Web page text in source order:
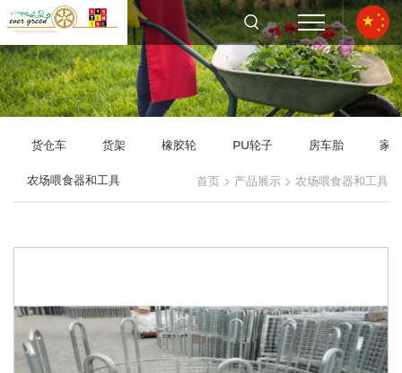
货仓车 货架 橡胶轮 PU轮子 房车胎 家
农场喂食器和工具 首页 > 产品展示 > 农场喂食器和工具